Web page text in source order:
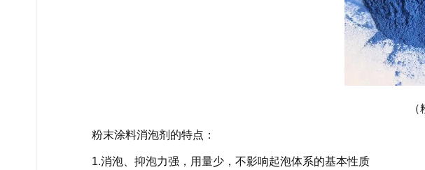
粉末涂料消泡剂的特点：
1.消泡、抑泡力强，用量少，不影响起泡体系的基本性质